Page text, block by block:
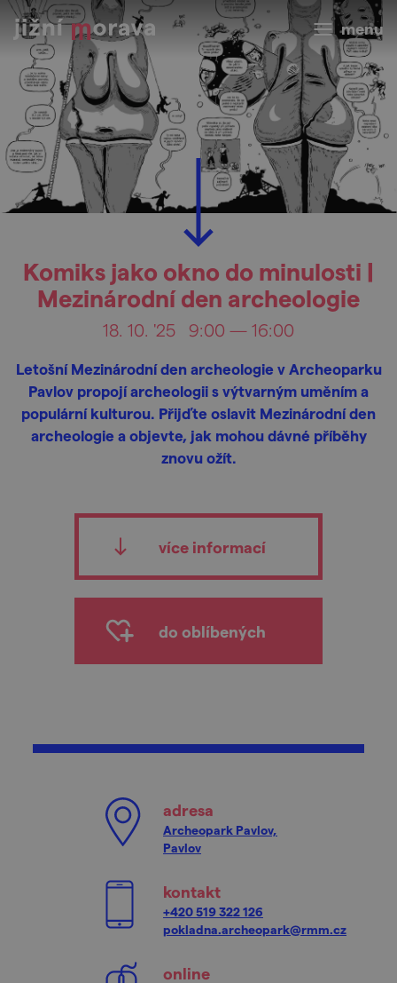
menu
Komiks jako okno do minulosti |
Mezinárodní den archeologie
18. 10. '25 9:00 — 16:00
Letošní Mezinárodní den archeologie v Archeoparku
Pavlov propojí archeologii s výtvarným uměním a
populární kulturou. Přijďte oslavit Mezinárodní den
archeologie a objevte, jak mohou dávné příběhy
znovu ožít.
více informací
do oblíbených
adresa
Archeopark Pavlov,
Pavlov
kontakt
+420 519 322 126
pokladna.archeopark@rmm.cz
online